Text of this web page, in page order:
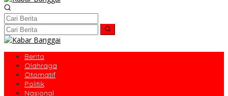
Berita
Olahraga
Otomatif
Politik
Nasional